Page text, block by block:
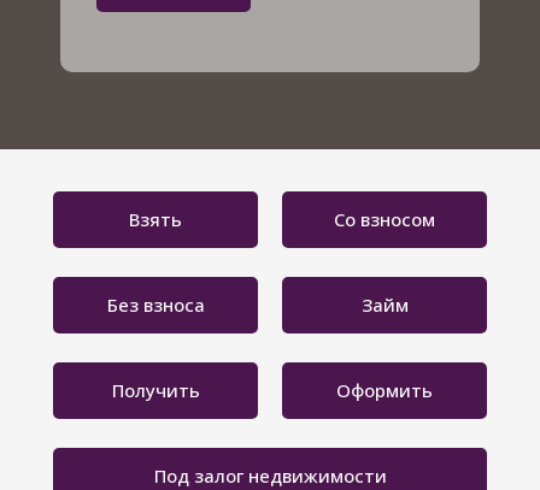
Со взносом
Без взноса Займ
Получить Оформить
Под залог недвижимости
Взять